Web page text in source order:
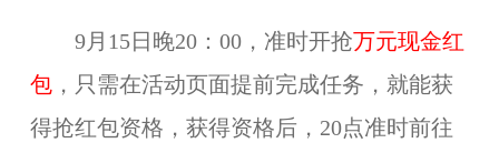
9月15日晚20：00，准时开抢万元现金红
包，只需在活动页面提前完成任务，就能获
得抢红包资格，获得资格后，20点准时前往